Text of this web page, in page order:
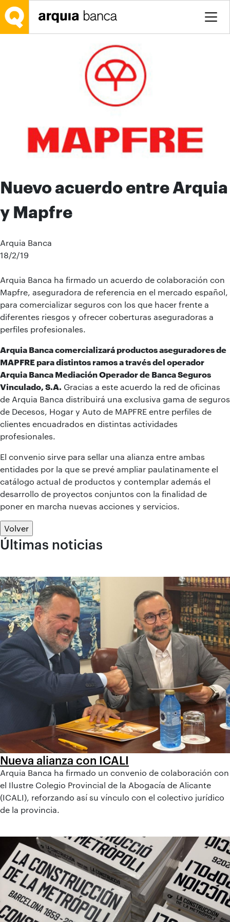
Saltar al contenido principal
Nuevo acuerdo entre Arquia
y Mapfre
Arquia Banca
18/2/19
Arquia Banca ha firmado un acuerdo de colaboración con
Mapfre, aseguradora de referencia en el mercado español,
para comercializar seguros con los que hacer frente a
diferentes riesgos y ofrecer coberturas aseguradoras a
perfiles profesionales.
Arquia Banca comercializará productos aseguradores de
MAPFRE para distintos ramos a través del operador
Arquia Banca Mediación Operador de Banca Seguros
Vinculado, S.A. Gracias a este acuerdo la red de oficinas
de Arquia Banca distribuirá una exclusiva gama de seguros
de Decesos, Hogar y Auto de MAPFRE entre perfiles de
clientes encuadrados en distintas actividades
profesionales.
El convenio sirve para sellar una alianza entre ambas
entidades por la que se prevé ampliar paulatinamente el
catálogo actual de productos y contemplar además el
desarrollo de proyectos conjuntos con la finalidad de
poner en marcha nuevas acciones y servicios.
Volver
Últimas noticias
Nueva alianza con ICALI
Arquia Banca ha firmado un convenio de colaboración con
el Ilustre Colegio Provincial de la Abogacía de Alicante
(ICALI), reforzando así su vínculo con el colectivo jurídico
de la provincia.